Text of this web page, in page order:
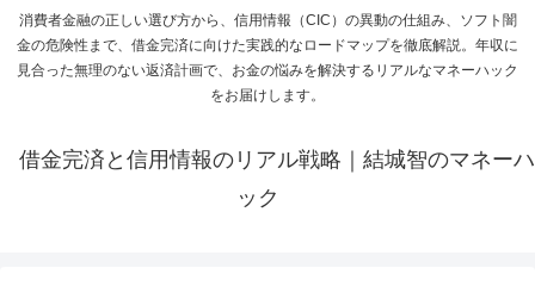
消費者金融の正しい選び方から、信用情報（CIC）の異動の仕組み、ソフト闇
金の危険性まで、借金完済に向けた実践的なロードマップを徹底解説。年収に
見合った無理のない返済計画で、お金の悩みを解決するリアルなマネーハック
をお届けします。
借金完済と信用情報のリアル戦略｜結城智のマネーハ
ック